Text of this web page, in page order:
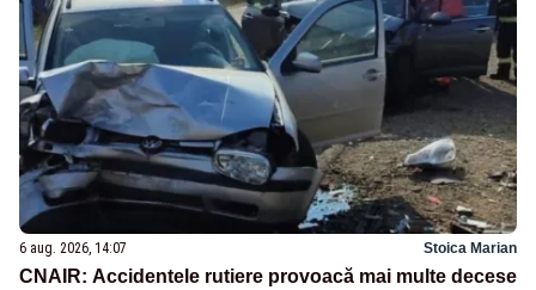
6 aug. 2026, 14:07 Stoica Marian
CNAIR: Accidentele rutiere provoacă mai multe decese